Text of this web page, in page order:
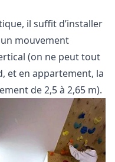
il suffit d’installer
mouvement
(on ne peut tout
et en appartement, la
de 2,5 à 2,65 m).